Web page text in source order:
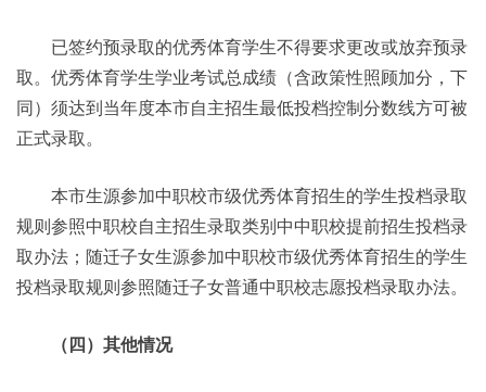
已签约预录取的优秀体育学生不得要求更改或放弃预录
取。优秀体育学生学业考试总成绩（含政策性照顾加分，下
同）须达到当年度本市自主招生最低投档控制分数线方可被
正式录取。
本市生源参加中职校市级优秀体育招生的学生投档录取
规则参照中职校自主招生录取类别中中职校提前招生投档录
取办法；随迁子女生源参加中职校市级优秀体育招生的学生
投档录取规则参照随迁子女普通中职校志愿投档录取办法。
（四）其他情况